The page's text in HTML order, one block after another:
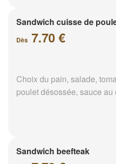
Sandwich cuisse de
Dès 7.70 €
Choix du pain, salade,
poulet désossée, sauce au
Sandwich beefteak